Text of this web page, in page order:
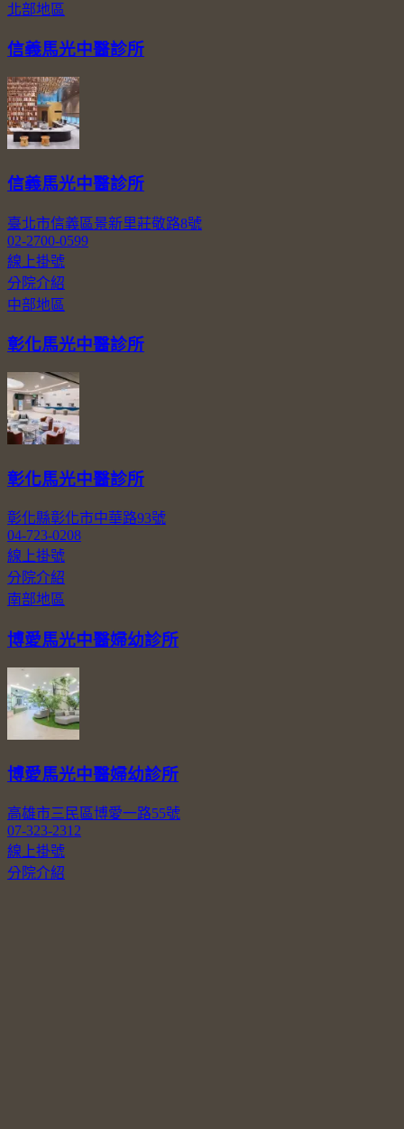
北部地區
信義馬光中醫診所
信義馬光中醫診所
臺北市信義區景新里莊敬路8號
02-2700-0599
線上掛號
分院介紹
中部地區
彰化馬光中醫診所
彰化馬光中醫診所
彰化縣彰化市中華路93號
04-723-0208
線上掛號
分院介紹
南部地區
博愛馬光中醫婦幼診所
博愛馬光中醫婦幼診所
高雄市三民區博愛一路55號
07-323-2312
線上掛號
分院介紹